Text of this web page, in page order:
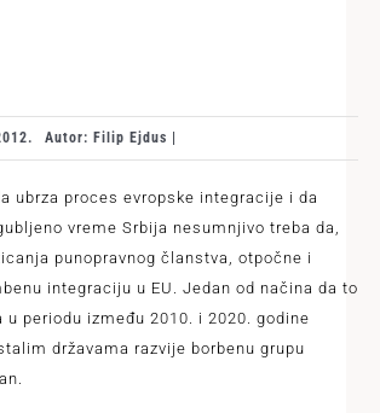
Autor: Filip Ejdus |
ubrza proces evropske integracije i da
vreme Srbija nesumnjivo treba da,
punopravnog članstva, otpočne i
integraciju u EU. Jedan od načina da to
u periodu između 2010. i 2020. godine
državama razvije borbenu grupu